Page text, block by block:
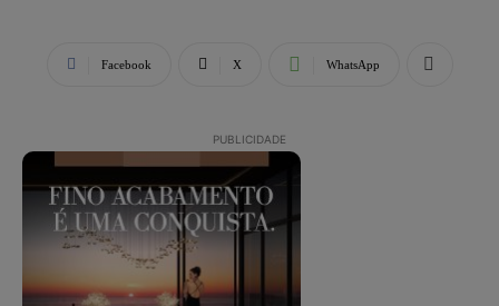
Facebook X WhatsApp
PUBLICIDADE